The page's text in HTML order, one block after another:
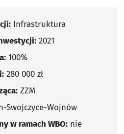
Infrastruktura
2021
100%
280 000 zł
ZZM
Swojczyce-Wojnów
w ramach WBO: nie